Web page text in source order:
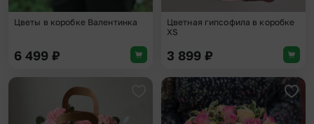
Цветы в коробке Валентинка
6 499 ₽
Цветная гипсофила в коробке
XS
3 899 ₽
Добавить в избранное